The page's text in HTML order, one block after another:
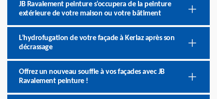
JB Ravalement peinture s’occupera de la peinture
extérieure de votre maison ou votre bâtiment
L’hydrofugation de votre façade à Kerlaz après son
décrassage
Offrez un nouveau souffle à vos façades avec JB
Ravalement peinture !